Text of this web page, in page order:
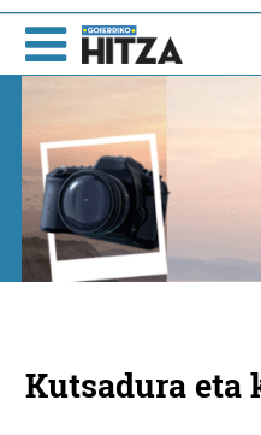
Kutsadura eta